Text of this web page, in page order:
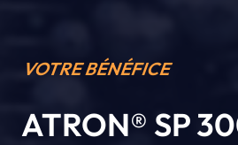
VOTRE BÉNÉFICE
ATRON® SP